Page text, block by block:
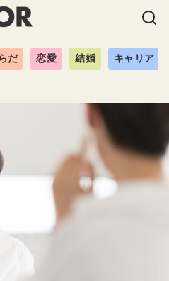
だ 恋愛 結婚 キャリア